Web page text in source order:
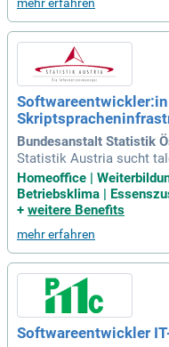
stems zur Optimierung
lst benutzerfreundliche
aus den Fachbereichen
ultants um. Zudem
der Analyse und
em. Eine
formatik oder
ufserfahrung und
ng runden dein Profil ab
daten.
Bundesanstalt Statistik
Statistik Austria sucht
ns die Zukunft der
bjektive Einblicke in die
irtschaft. Werden Sie Teil
Homeoffice |
Betriebsklima |
+ weitere Benefits
mehr erfahren
Softwareentwickler